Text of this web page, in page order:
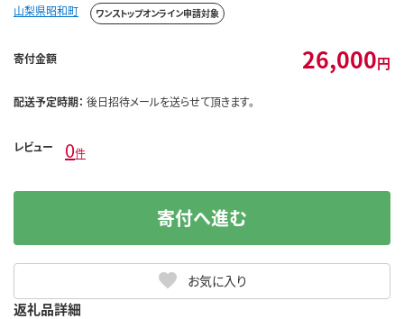
山梨県昭和町 ワンストップオンライン申請対象
寄付金額 26,000円
配送予定時期： 後日招待メールを送らせて頂きます。
レビュー 0件
お気に入り
寄付へ進む
返礼品詳細